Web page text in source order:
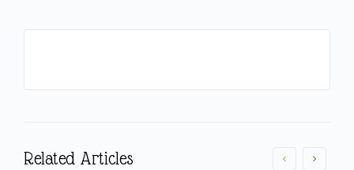
Related Articles